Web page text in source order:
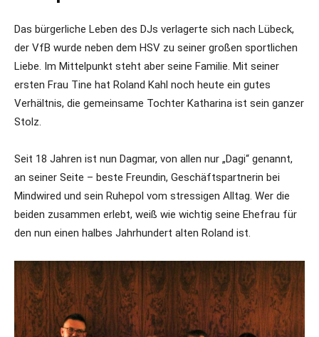
Das bürgerliche Leben des DJs verlagerte sich nach Lübeck,
der VfB wurde neben dem HSV zu seiner großen sportlichen
Liebe. Im Mittelpunkt steht aber seine Familie. Mit seiner
ersten Frau Tine hat Roland Kahl noch heute ein gutes
Verhältnis, die gemeinsame Tochter Katharina ist sein ganzer
Stolz.
Seit 18 Jahren ist nun Dagmar, von allen nur „Dagi“ genannt,
an seiner Seite – beste Freundin, Geschäftspartnerin bei
Mindwired und sein Ruhepol vom stressigen Alltag. Wer die
beiden zusammen erlebt, weiß wie wichtig seine Ehefrau für
den nun einen halbes Jahrhundert alten Roland ist.